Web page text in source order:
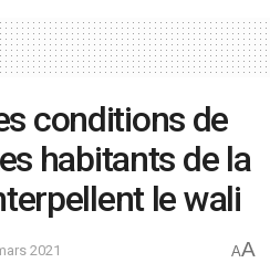
conditions de
habitants de la
le wali
2021 AA